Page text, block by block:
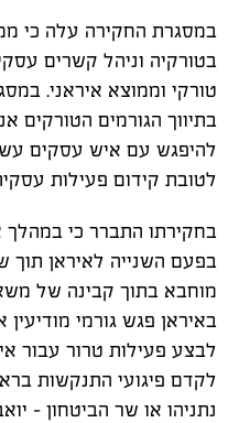
במסגרת החקירה עלה כי
בטורקיה וניהל קשרים
טורקי וממוצא איראני.
בתיווך הגורמים הטורקים
להיפגש עם איש עסקים
לטובת קידום פעילות
בחקירתו התברר כי במהלך
בפעם השנייה לאיראן
מוחבא בתוך קבינה של
באיראן פגש גורמי
לבצע פעילות טרור עבור
לקדם פיגועי התנקשות
נתניהו או שר הביטחון –